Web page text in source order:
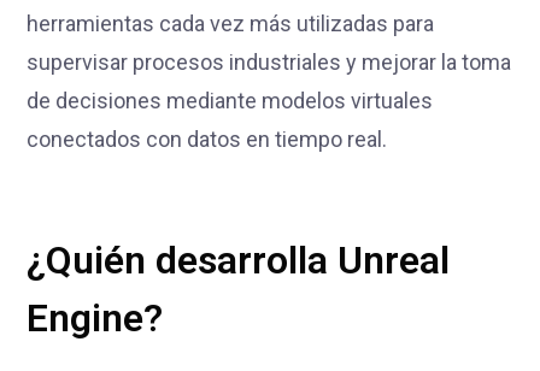
herramientas cada vez más utilizadas para
supervisar procesos industriales y mejorar la toma
de decisiones mediante modelos virtuales
conectados con datos en tiempo real.
¿Quién desarrolla Unreal
Engine?